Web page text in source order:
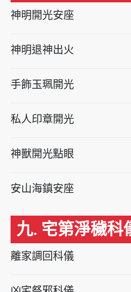
神明開光安座
神明退神出火
手飾玉珮開光
私人印章開光
神獸開光點眼
安山海鎮安座
九. 宅第淨穢科
離家調回科儀